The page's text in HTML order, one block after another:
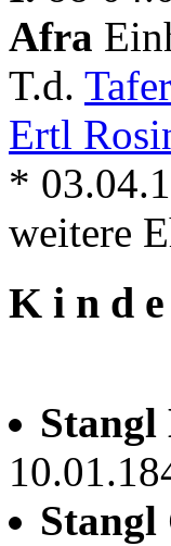
Afra
T.d.
Ertl
*
weitere
K i n d
Stangl